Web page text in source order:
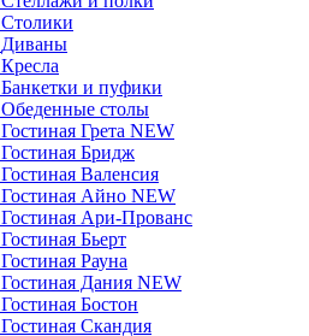
Столики
Диваны
Кресла
Банкетки и пуфики
Обеденные столы
Гостиная Грета NEW
Гостиная Бридж
Гостиная Валенсия
Гостиная Айно NEW
Гостиная Ари-Прованс
Гостиная Бьерт
Гостиная Рауна
Гостиная Дания NEW
Гостиная Бостон
Гостиная Скандия